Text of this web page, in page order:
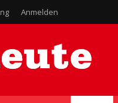
Anmelden